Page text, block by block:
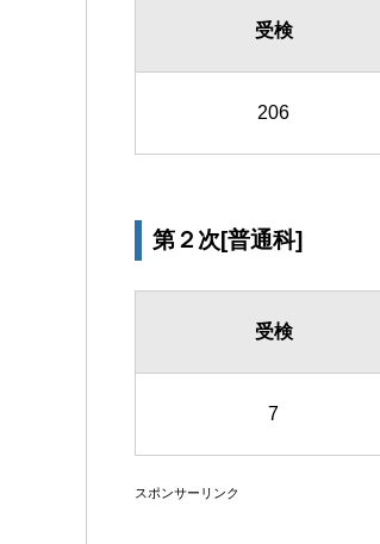
受検
206
第２次[普通科]
受検
7
スポンサーリンク